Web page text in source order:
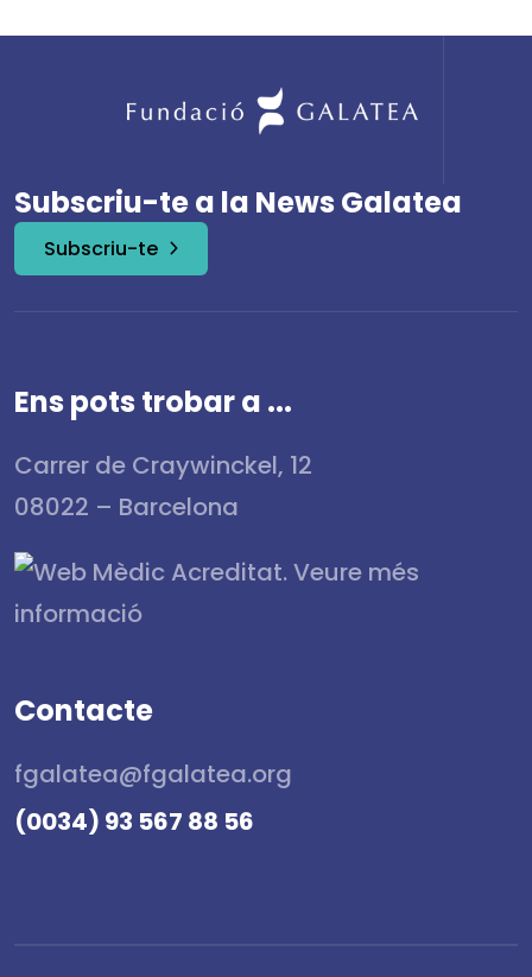
Subscriu-te a la News Galatea
Subscriu-te
Ens pots trobar a ...
Carrer de Craywinckel, 12
08022 – Barcelona
Contacte
fgalatea@fgalatea.org
(0034) 93 567 88 56